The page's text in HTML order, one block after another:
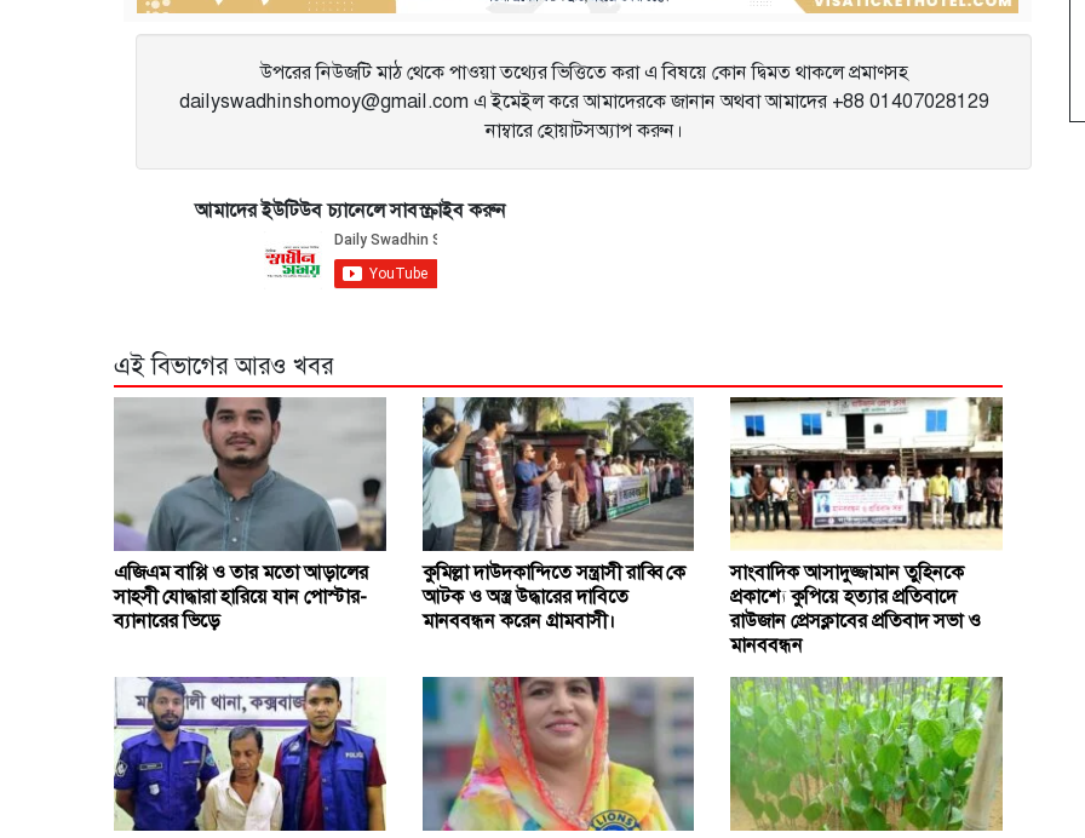
উপরের নিউজটি মাঠ থেকে পাওয়া তথ্যের ভিত্তিতে করা এ বিষয়ে কোন দ্বিমত থাকলে প্রমাণসহ
dailyswadhinshomoy@gmail.com এ ইমেইল করে আমাদেরকে জানান অথবা আমাদের +88 01407028129
নাম্বারে হোয়াটসঅ্যাপ করুন।
আমাদের ইউটিউব চ্যানেলে সাবস্ক্রাইব করুন
এই বিভাগের আরও খবর
এজিএম বাপ্পি ও তার মতো আড়ালের
সাহসী যোদ্ধারা হারিয়ে যান পোস্টার-
ব্যানারের ভিড়ে
কুমিল্লা দাউদকান্দিতে সন্ত্রাসী রাব্বি কে
আটক ও অস্ত্র উদ্ধারের দাবিতে
মানববন্ধন করেন গ্রামবাসী।
সাংবাদিক আসাদুজ্জামান তুহিনকে
প্রকাশ্যে কুপিয়ে হত্যার প্রতিবাদে
রাউজান প্রেসক্লাবের প্রতিবাদ সভা ও
মানববন্ধন